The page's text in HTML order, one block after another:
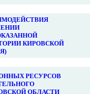
КИРОВСКОЙ
РЕСУРСОВ
ОБЛАСТИ